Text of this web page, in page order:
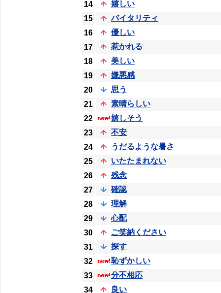
14
嬉しい
15
バイタリティ
16
優しい
17
惹かれる
18
美しい
19
嫌悪感
20
思う
21
素晴らしい
22
嬉しそう
23
不安
24
うだるような暑さ
25
いたたまれない
26
残念
27
確認
28
理解
29
心配
30
ご笑納ください
31
探す
32
恥ずかしい
33
分不相応
34
良い